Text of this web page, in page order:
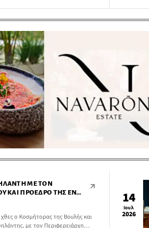
του άρθρου 101 παρ. 4
ΜΕ ΤΟΝ
ΚΑΙ ΠΡΌΕΔΡΟ ΤΗΣ ΕΝΠΕ
ο Κοσμήτορας της Βουλής και
με τον Περιφερειάρχη
14
Ιουλ
2026